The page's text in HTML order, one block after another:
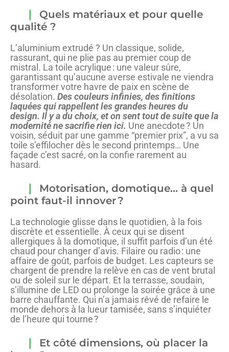
Quels matériaux et pour quelle
qualité ?
L’aluminium extrudé ? Un classique, solide,
rassurant, qui ne plie pas au premier coup de
mistral. La toile acrylique : une valeur sûre,
garantissant qu’aucune averse estivale ne viendra
transformer votre havre de paix en scène de
désolation. Des couleurs infinies, des finitions
laquées qui rappellent les grandes heures du
design. Il y a du choix, et on sent tout de suite que la
modernité ne sacrifie rien ici. Une anecdote ? Un
voisin, séduit par une gamme “premier prix”, a vu sa
toile s’effilocher dès le second printemps… Une
façade c’est sacré, on la confie rarement au
hasard.
Motorisation, domotique… à quel
point faut-il innover ?
La technologie glisse dans le quotidien, à la fois
discrète et essentielle. À ceux qui se disent
allergiques à la domotique, il suffit parfois d’un été
chaud pour changer d’avis. Filaire ou radio : une
affaire de goût, parfois de budget. Les capteurs se
chargent de prendre la relève en cas de vent brutal
ou de soleil sur le départ. Et la terrasse, soudain,
s’illumine de LED ou prolonge la soirée grâce à une
barre chauffante. Qui n’a jamais rêvé de refaire le
monde dehors à la lueur tamisée, sans s’inquiéter
de l’heure qui tourne ?
Et côté dimensions, où placer la